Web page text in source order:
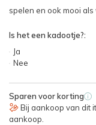
spelen en ook mooi
Is het een kadootje?:
Ja
Nee
Sparen voor korting i
Bij aankoop van dit
aankoop.